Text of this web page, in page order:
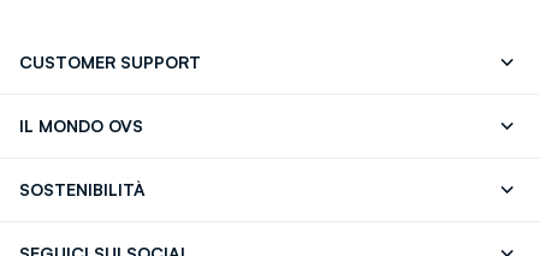
CUSTOMER SUPPORT
IL MONDO OVS
SOSTENIBILITÀ